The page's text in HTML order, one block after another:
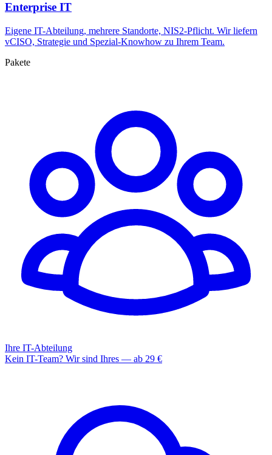
Enterprise IT
Eigene IT-Abteilung, mehrere Standorte, NIS2-Pflicht. Wir liefern
vCISO, Strategie und Spezial-Knowhow zu Ihrem Team.
Pakete
Ihre IT-Abteilung
Kein IT-Team? Wir sind Ihres — ab 29 €